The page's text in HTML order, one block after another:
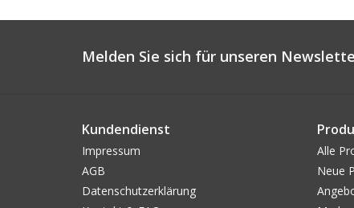
Melden Sie sich für unseren
Kundendienst
Impressum
AGB
Datenschutzerklärung
Alle
Neue